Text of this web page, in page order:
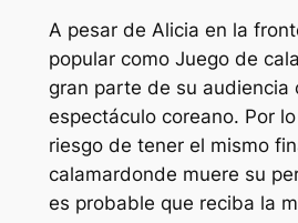
A pesar de Alicia en la
popular como Juego de
gran parte de su audiencia
espectáculo coreano. Por
riesgo de tener el mismo
calamardonde muere su
es probable que reciba la